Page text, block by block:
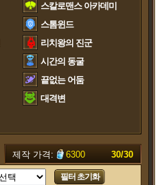
스칼로맨스 아카데미
스톰윈드
리치왕의 진군
시간의 동굴
끝없는 어둠
대격변
제작 가격: 6300 30/30
필터 초기화